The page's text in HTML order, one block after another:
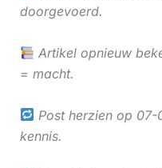
doorgevoerd.
Artikel opnieuw
= macht.
Post herzien op
kennis.